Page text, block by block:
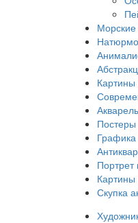
Акварель
Постеры
Графика
Портрет
Картины
Скупка